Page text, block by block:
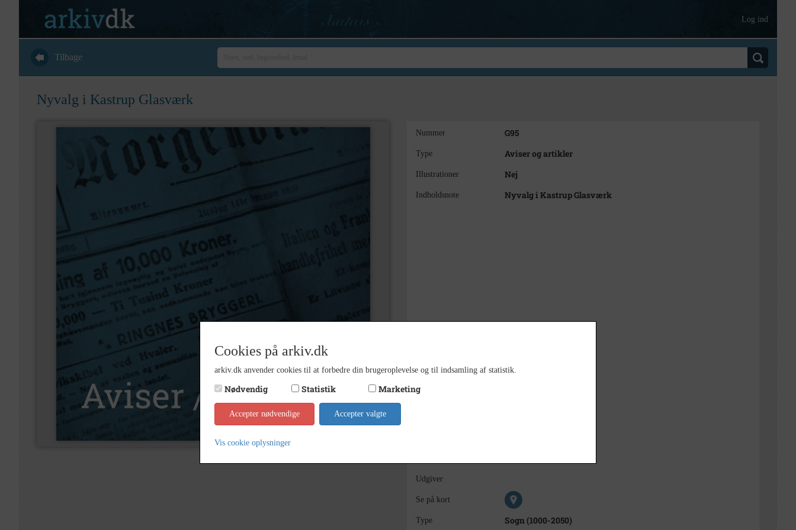
Log ind
Tilbage
Nyvalg i Kastrup Glasværk
Nummer G95
Type Aviser og artikler
Illustrationer Nej
Indholdsnote Nyvalg i Kastrup Glasværk
Udgiver
Se på kort
Type Sogn (1000-2050)
Cookies på arkiv.dk
arkiv.dk anvender cookies til at forbedre din brugeroplevelse og til indsamling af statistik.
Nødvendig Statistik Marketing
Accepter nødvendige Accepter valgte
Vis cookie oplysninger